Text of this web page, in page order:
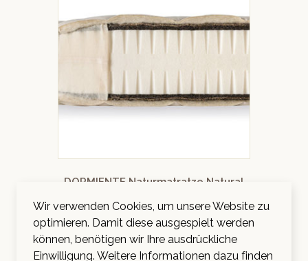
DORMIENTE Naturmatratze Natural
Bewertet mit
5.00
von 5
CHF 1'177.00 –CHF 2'953.00 inkl. MwSt.
Wir verwenden Cookies, um unsere Website zu
optimieren. Damit diese ausgespielt werden
können, benötigen wir Ihre ausdrückliche
Einwilligung. Weitere Informationen dazu finden